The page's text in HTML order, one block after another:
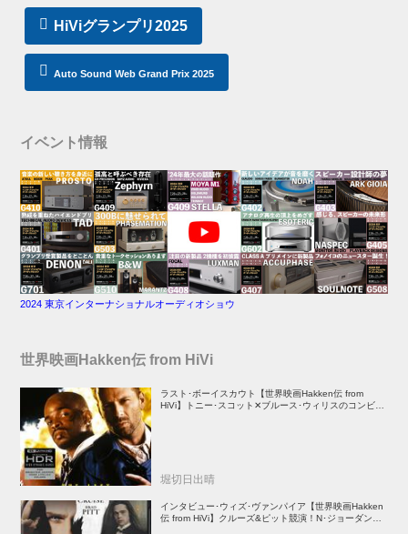
HiViグランプリ2025
Auto Sound Web Grand Prix 2025
イベント情報
2024 東京インターナショナルオーディオショウ
世界映画Hakken伝 from HiVi
ラスト･ボーイスカウト【世界映画Hakken伝 from
HiVi】トニー･スコット✕ブルース･ウィリスのコンビが
堀切日出晴
インタビュー･ウィズ･ヴァンパイア【世界映画Hakken
伝 from HiVi】クルーズ&ピット競演！N･ジョーダン監